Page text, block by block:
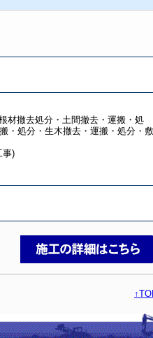
材撤去処分・土間撤去・運搬・処
・処分・生木撤去・運搬・処分・敷
事)